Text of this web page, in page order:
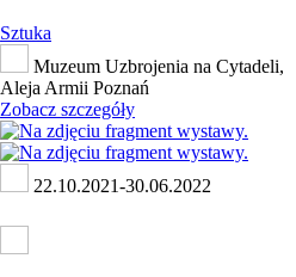
Sztuka
Muzeum Uzbrojenia na Cytadeli,
Aleja Armii Poznań
Zobacz szczegóły
22.10.2021-30.06.2022